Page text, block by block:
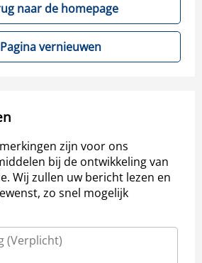
naar de homepage
Pagina vernieuwen
zijn voor ons
bij de ontwikkeling van
Wij zullen uw bericht lezen en
zo snel mogelijk